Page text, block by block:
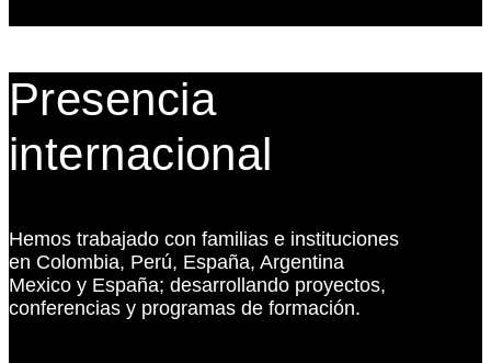
Presencia
internacional
Hemos trabajado con familias e instituciones
en Colombia, Perú, España, Argentina
Mexico y España; desarrollando proyectos,
conferencias y programas de formación.